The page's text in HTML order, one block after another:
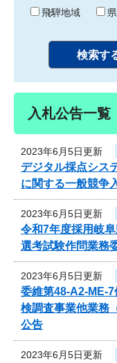
飛騨地域
入札公告一覧
2023年6月5日更新
デジタル採点シス
に関する一般競争
2023年6月5日更新
令和7年度採用岐
選考試験作問業務
2023年6月5日更新
委維第48-A2-
検調査事業他業務
公告
2023年6月5日更新